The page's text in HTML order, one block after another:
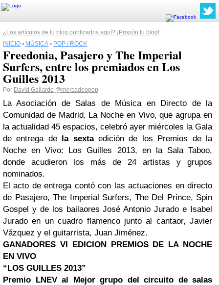
¿Los artículos de tu blog publicados aquí? ¡Propón tu blog!
INICIO › MÚSICA › POP / ROCK
Freedonia, Pasajero y The Imperial
Surfers, entre los premiados en Los
Guilles 2013
Por David Gallardo @mercadeopop
La Asociación de Salas de Música en Directo de la
Comunidad de Madrid, La Noche en Vivo, que agrupa en
la actualidad 45 espacios, celebró ayer miércoles la Gala
de entrega de la sextaedición de los Premios de la
Noche en Vivo: Los Guilles 2013, en la Sala Taboo,
donde acudieron los más de 24 artistas y grupos
nominados.
El acto de entrega contó con las actuaciones en directo
de Pasajero, The Imperial Surfers, The Del Prince, Spin
Gospel y de los bailaores José Antonio Jurado e Isabel
Jurado en un cuadro flamenco junto al cantaor, Javier
Vázquez y el guitarrista, Juan Jiménez.
GANADORES VI EDICION PREMIOS DE LA NOCHE
EN VIVO
“LOS GUILLES 2013”
Premio LNEV al Mejor grupo del circuito de salas